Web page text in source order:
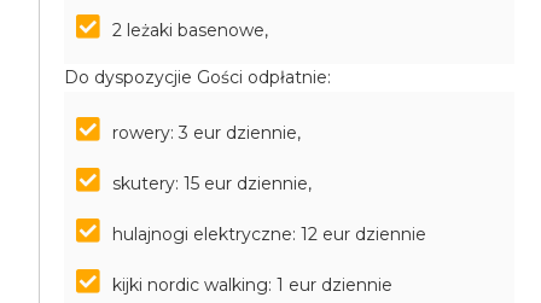
2 leżaki basenowe,
Do dyspozycjie Gości odpłatnie:
rowery: 3 eur dziennie,
skutery: 15 eur dziennie,
hulajnogi elektryczne: 12 eur dziennie
kijki nordic walking: 1 eur dziennie